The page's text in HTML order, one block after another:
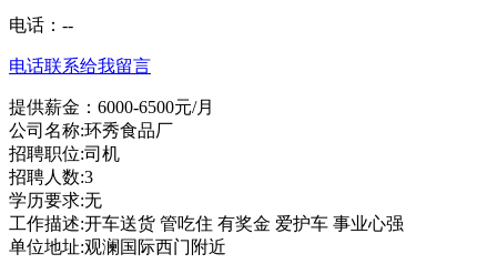
电话： --
电话联系给我留言
提供薪金：6000-6500元/月
公司名称:环秀食品厂
招聘职位:司机
招聘人数:3
学历要求:无
工作描述:开车送货 管吃住 有奖金 爱护车 事业心强
单位地址:观澜国际西门附近